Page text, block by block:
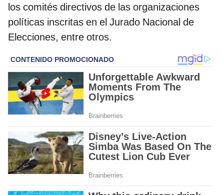
los comités directivos de las organizaciones
políticas inscritas en el Jurado Nacional de
Elecciones, entre otros.